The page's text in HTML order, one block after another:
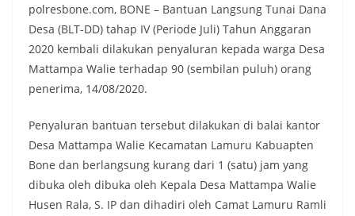
polresbone.com, BONE – Bantuan Langsung Tunai Dana
Desa (BLT-DD) tahap IV (Periode Juli) Tahun Anggaran
2020 kembali dilakukan penyaluran kepada warga Desa
Mattampa Walie terhadap 90 (sembilan puluh) orang
penerima, 14/08/2020.
Penyaluran bantuan tersebut dilakukan di balai kantor
Desa Mattampa Walie Kecamatan Lamuru Kabuapten
Bone dan berlangsung kurang dari 1 (satu) jam yang
dibuka oleh dibuka oleh Kepala Desa Mattampa Walie
Husen Rala, S. IP dan dihadiri oleh Camat Lamuru Ramli